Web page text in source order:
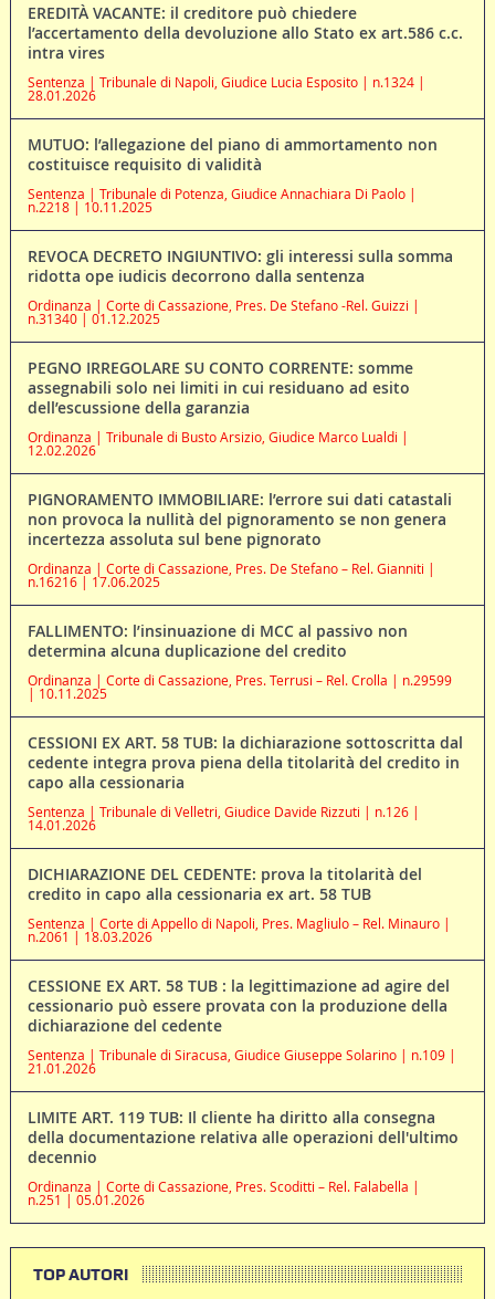
EREDITÀ VACANTE: il creditore può chiedere
l’accertamento della devoluzione allo Stato ex art.586 c.c.
intra vires
Sentenza | Tribunale di Napoli, Giudice Lucia Esposito | n.1324 |
28.01.2026
MUTUO: l’allegazione del piano di ammortamento non
costituisce requisito di validità
Sentenza | Tribunale di Potenza, Giudice Annachiara Di Paolo |
n.2218 | 10.11.2025
REVOCA DECRETO INGIUNTIVO: gli interessi sulla somma
ridotta ope iudicis decorrono dalla sentenza
Ordinanza | Corte di Cassazione, Pres. De Stefano -Rel. Guizzi |
n.31340 | 01.12.2025
PEGNO IRREGOLARE SU CONTO CORRENTE: somme
assegnabili solo nei limiti in cui residuano ad esito
dell’escussione della garanzia
Ordinanza | Tribunale di Busto Arsizio, Giudice Marco Lualdi |
12.02.2026
PIGNORAMENTO IMMOBILIARE: l’errore sui dati catastali
non provoca la nullità del pignoramento se non genera
incertezza assoluta sul bene pignorato
Ordinanza | Corte di Cassazione, Pres. De Stefano – Rel. Gianniti |
n.16216 | 17.06.2025
FALLIMENTO: l’insinuazione di MCC al passivo non
determina alcuna duplicazione del credito
Ordinanza | Corte di Cassazione, Pres. Terrusi – Rel. Crolla | n.29599
| 10.11.2025
CESSIONI EX ART. 58 TUB: la dichiarazione sottoscritta dal
cedente integra prova piena della titolarità del credito in
capo alla cessionaria
Sentenza | Tribunale di Velletri, Giudice Davide Rizzuti | n.126 |
14.01.2026
DICHIARAZIONE DEL CEDENTE: prova la titolarità del
credito in capo alla cessionaria ex art. 58 TUB
Sentenza | Corte di Appello di Napoli, Pres. Magliulo – Rel. Minauro |
n.2061 | 18.03.2026
CESSIONE EX ART. 58 TUB : la legittimazione ad agire del
cessionario può essere provata con la produzione della
dichiarazione del cedente
Sentenza | Tribunale di Siracusa, Giudice Giuseppe Solarino | n.109 |
21.01.2026
LIMITE ART. 119 TUB: Il cliente ha diritto alla consegna
della documentazione relativa alle operazioni dell'ultimo
decennio
Ordinanza | Corte di Cassazione, Pres. Scoditti – Rel. Falabella |
n.251 | 05.01.2026
TOP AUTORI